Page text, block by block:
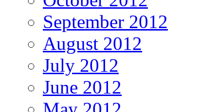
September 2012
August 2012
July 2012
June 2012